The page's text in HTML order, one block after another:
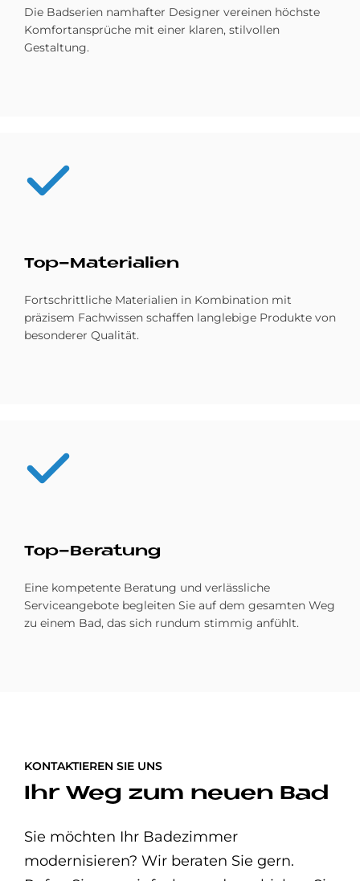
Die Badserien namhafter Designer vereinen höchste
Komfortansprüche mit einer klaren, stilvollen
Gestaltung.
Top-Ma­te­ria­li­en
Fortschrittliche Materialien in Kombination mit
präzisem Fachwissen schaffen langlebige Produkte von
besonderer Qualität.
Top-Be­ra­tung
Eine kompetente Beratung und verlässliche
Serviceangebote begleiten Sie auf dem gesamten Weg
zu einem Bad, das sich rundum stimmig anfühlt.
KONTAKTIEREN SIE UNS
Ihr Weg zum neuen Bad
Sie möchten Ihr Badezimmer
modernisieren? Wir beraten Sie gern.